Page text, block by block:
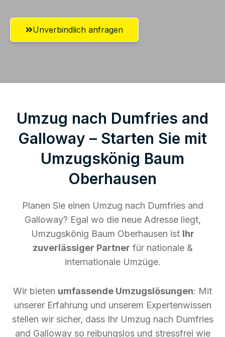
Unverbindlich anfragen
Umzug nach Dumfries and
Galloway – Starten Sie mit
Umzugskönig Baum
Oberhausen
Planen Sie einen Umzug nach Dumfries and
Galloway? Egal wo die neue Adresse liegt,
Umzugskönig Baum Oberhausen ist Ihr
zuverlässiger Partner für nationale &
internationale Umzüge.
Wir bieten umfassende Umzugslösungen: Mit
unserer Erfahrung und unserem Expertenwissen
stellen wir sicher, dass Ihr Umzug nach Dumfries
and Galloway so reibungslos und stressfrei wie